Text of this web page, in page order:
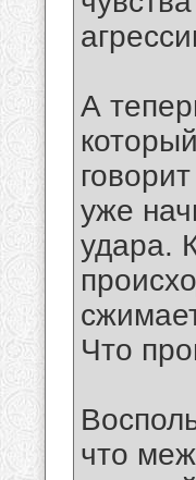
А
уже
удара.
Что
что